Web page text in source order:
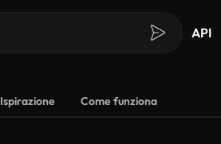
API
Ispirazione Come funziona